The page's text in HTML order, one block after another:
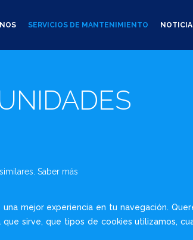
SERVICIOS DE MANTENIMIENTO
Saber más
mejor experiencia en tu navegación.
sirve, que tipos de cookies utilizamos,